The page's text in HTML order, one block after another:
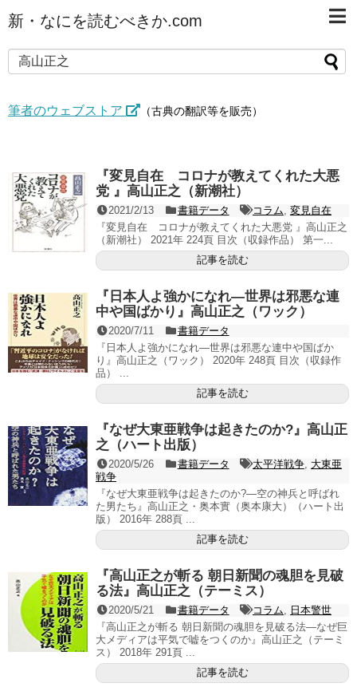
新・なにを読むべきか.com
筆者のウェブストア （古典の翻訳等を販売）
『変見自在 コロナが教えてくれた大悪
党 』高山正之（新潮社）
2021/2/13 書籍データ コラム, 変見自在
『変見自在 コロナが教えてくれた大悪党 』高山正之
（新潮社） 2021年 224頁 目次（収録作品） 第一...
記事を読む
『日本人よ強かになれ―世界は邪悪な連
中や国ばかり』高山正之（ワック）
2020/7/11
書籍データ
『日本人よ強かになれ―世界は邪悪な連中や国ばか
り』高山正之（ワック） 2020年 248頁 目次（収録作
品） ...
記事を読む
『なぜ大東亜戦争は起きたのか?』高山正
之（ハート出版）
2020/5/26 書籍データ 太平洋戦争, 大東亜
戦争
『なぜ大東亜戦争は起きたのか?―空の神兵と呼ばれ
た男たち』高山正之・奥本實（奥本康大）（ハート出
版） 2016年 288頁 ...
記事を読む
『高山正之が斬る 朝日新聞の魂胆を見破
る法』高山正之（テーミス）
2020/5/21 書籍データ コラム, 日本警世
『高山正之が斬る 朝日新聞の魂胆を見破る法―なぜ巨
大メディアは平気で嘘をつくのか』高山正之（テーミ
ス） 2018年 291頁 ...
記事を読む